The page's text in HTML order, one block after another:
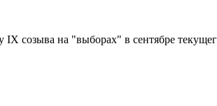
IX созыва на "выборах" в сентябре